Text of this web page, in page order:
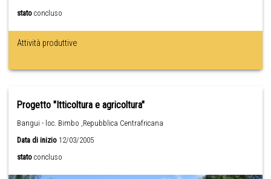
stato concluso
Attività produttive
Progetto "Itticoltura e agricoltura"
Bangui - loc. Bimbo ,Repubblica Centrafricana
Data di inizio 12/03/2005
stato concluso